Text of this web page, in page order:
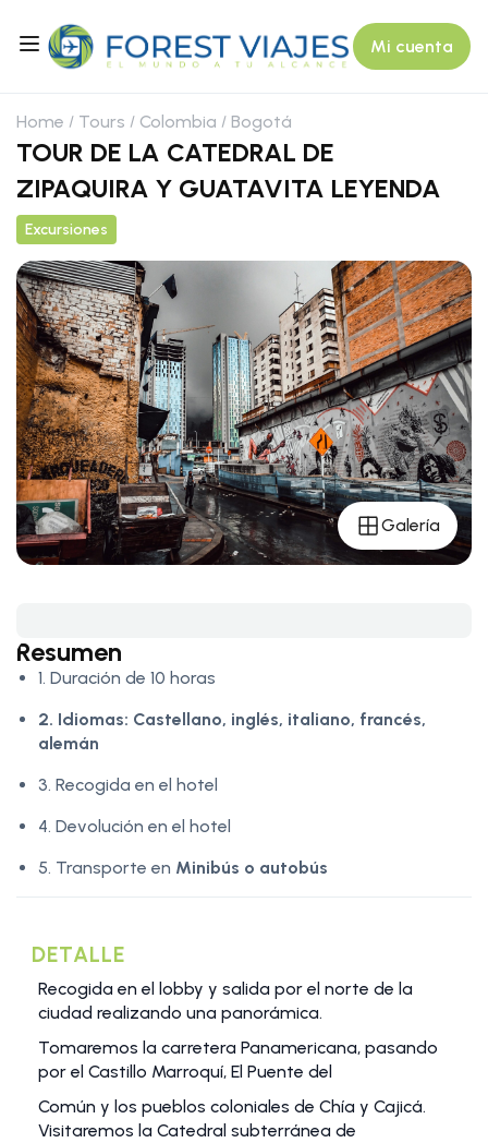
Mi cuenta
Home Tours Colombia Bogotá
TOUR DE LA CATEDRAL DE
ZIPAQUIRA Y GUATAVITA LEYENDA
Excursiones
Galería
Resumen
1. Duración de 10 horas
2. Idiomas: Castellano, inglés, italiano, francés,
alemán
3. Recogida en el hotel
4. Devolución en el hotel
5. Transporte en Minibús o autobús
DETALLE
Recogida en el lobby y salida por el norte de la
ciudad realizando una panorámica.
Tomaremos la carretera Panamericana, pasando
por el Castillo Marroquí, El Puente del
Común y los pueblos coloniales de Chía y Cajicá.
Visitaremos la Catedral subterránea de